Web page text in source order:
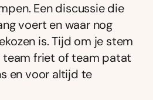
Een discussie die
voert en waar nog
is. Tijd om je stem
team friet of team patat
en voor altijd te